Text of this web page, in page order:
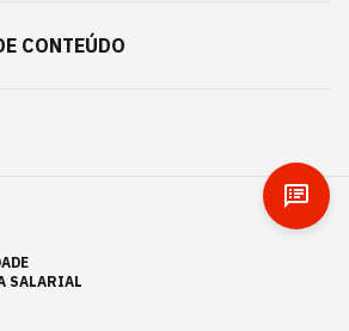
CONTEÚDO
SALARIAL